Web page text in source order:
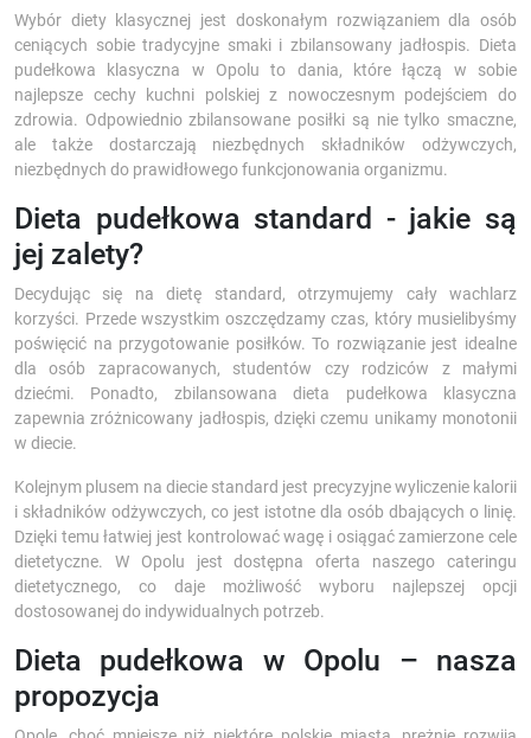
Wybór diety klasycznej jest doskonałym rozwiązaniem dla osób
ceniących sobie tradycyjne smaki i zbilansowany jadłospis. Dieta
pudełkowa klasyczna w Opolu to dania, które łączą w sobie
najlepsze cechy kuchni polskiej z nowoczesnym podejściem do
zdrowia. Odpowiednio zbilansowane posiłki są nie tylko smaczne,
ale także dostarczają niezbędnych składników odżywczych,
niezbędnych do prawidłowego funkcjonowania organizmu.
Dieta pudełkowa standard - jakie są
jej zalety?
Decydując się na dietę standard, otrzymujemy cały wachlarz
korzyści. Przede wszystkim oszczędzamy czas, który musielibyśmy
poświęcić na przygotowanie posiłków. To rozwiązanie jest idealne
dla osób zapracowanych, studentów czy rodziców z małymi
dziećmi. Ponadto, zbilansowana dieta pudełkowa klasyczna
zapewnia zróżnicowany jadłospis, dzięki czemu unikamy monotonii
w diecie.
Kolejnym plusem na diecie standard jest precyzyjne wyliczenie kalorii
i składników odżywczych, co jest istotne dla osób dbających o linię.
Dzięki temu łatwiej jest kontrolować wagę i osiągać zamierzone cele
dietetyczne. W Opolu jest dostępna oferta naszego cateringu
dietetycznego, co daje możliwość wyboru najlepszej opcji
dostosowanej do indywidualnych potrzeb.
Dieta pudełkowa w Opolu – nasza
propozycja